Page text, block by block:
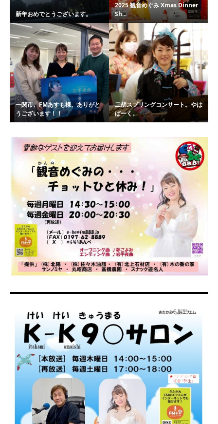
新年おめでとうございます。
2025 観音めぐみ Xmas Dinner
Sh...
一関市、FMあすも様、ありがと
うございます！！
二胡スプリングコンサート。やは
ぱーく。